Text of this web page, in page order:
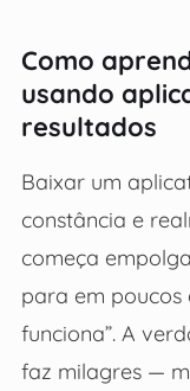
Como
usando
resultados
Baixar um
constância e
começa
para em poucos
funciona”. A
faz milagres —